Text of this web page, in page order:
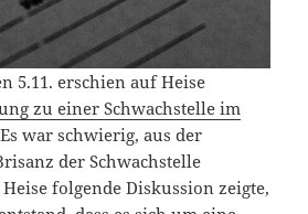
5.11. erschien auf Heise
zu einer Schwachstelle im
war schwierig, aus der
der Schwachstelle
folgende Diskussion zeigte,